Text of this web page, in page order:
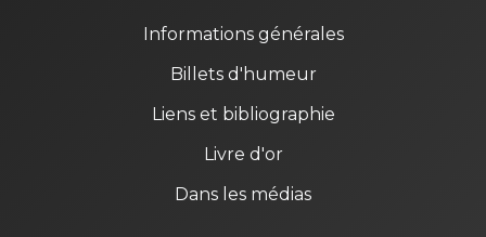
Informations générales
Billets d'humeur
Liens et bibliographie
Livre d'or
Dans les médias